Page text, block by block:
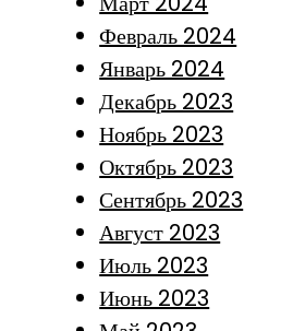
Февраль 2024
Январь 2024
Декабрь 2023
Ноябрь 2023
Октябрь 2023
Сентябрь 2023
Август 2023
Июль 2023
Июнь 2023